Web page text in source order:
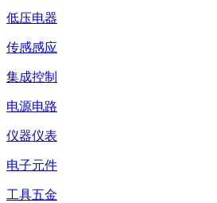
低压电器
传感感应
集成控制
电源电路
仪器仪表
电子元件
工具五金